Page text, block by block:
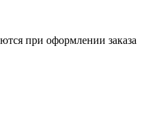
при оформлении заказа